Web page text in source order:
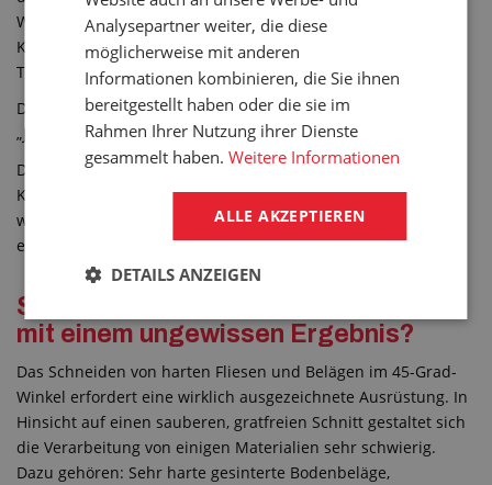
Winkel aufeinandertreffen, ohne dass man Metall-oder
Kunststoffleisten verwenden muss – dies können Ecken,
Treppenstufen, Säulen usw. sein.
Der Gehrungsschnitt wird auch als „jolly edge/jolly cut“ oder
„Jollyschnitt“ bezeichnet.
Die eigentliche Ecke entsteht so, dass bei den Platten die
Kante im 45-Grad-Winkel geschnitten wird – zwei Fliesen
werden dann mit der Schnittkante aneinandergelegt, so
entsteht eine 90-Grad-Ecke.
Schneiden von Fliesen und Pflaster
mit einem ungewissen Ergebnis?
Das Schneiden von harten Fliesen und Belägen im 45-Grad-
Winkel erfordert eine wirklich ausgezeichnete Ausrüstung. In
Hinsicht auf einen sauberen, gratfreien Schnitt gestaltet sich
die Verarbeitung von einigen Materialien sehr schwierig.
Dazu gehören: Sehr harte gesinterte Bodenbeläge,
Analysepartner weiter, die diese
möglicherweise mit anderen
Informationen kombinieren, die Sie ihnen
bereitgestellt haben oder die sie im
Rahmen Ihrer Nutzung ihrer Dienste
gesammelt haben.Weitere Informationen
ALLE AKZEPTIEREN
DETAILS ANZEIGEN